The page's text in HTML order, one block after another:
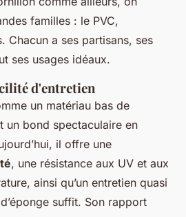
familles : le PVC,
Chacun a ses partisans, ses
ses usages idéaux.
d'entretien
un matériau bas de
un bond spectaculaire en
il offre une
, une résistance aux UV et aux
ainsi qu’un entretien quasi
suffit. Son rapport